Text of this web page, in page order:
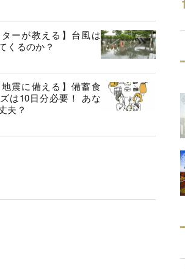
ターが教える】台風は
くるのか？
地震に備える】備蓄食
は10日分必要！ あな
夫？